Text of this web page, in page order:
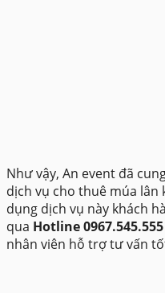
Như vậy, An event đã
dịch vụ cho thuê múa
dụng dịch vụ này khách
qua Hotline
nhân viên hỗ trợ tư vấn